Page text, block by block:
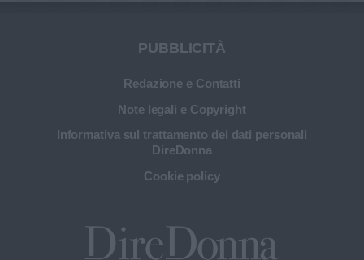
PUBBLICITÀ
Redazione e Contatti
Note legali e Copyright
Informativa sul trattamento dei dati personali
DireDonna
Cookie policy